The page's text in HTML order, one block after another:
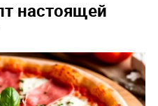
настоящей